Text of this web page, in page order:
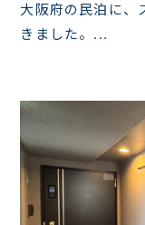
大阪府の民泊に、
きました。...